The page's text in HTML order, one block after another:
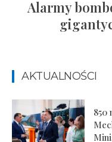
Alarmy
AKTUALNOŚCI
850